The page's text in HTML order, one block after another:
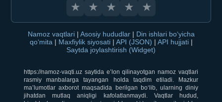
★ ★ ★ ★ ★
Namoz vaqtlari | Asosiy hududlar | Din ishlari bo‘yicha
qo‘mita | Maxfiylik siyosati | API (JSON) | API hujjati |
Saytda joylashtirish (Widget)
https://namoz-vaqti.uz saytida e’lon qilinayotgan namoz vaqtlari
rasmiy manbalarga tayangan holda taqdim etiladi. Mazkur
ma’lumotlar axborot maqsadida berilgan bo‘lib, ularning diniy
jihatdan mutlaq aniqligi kafolatlanmaydi. Vaqtlar hudud,